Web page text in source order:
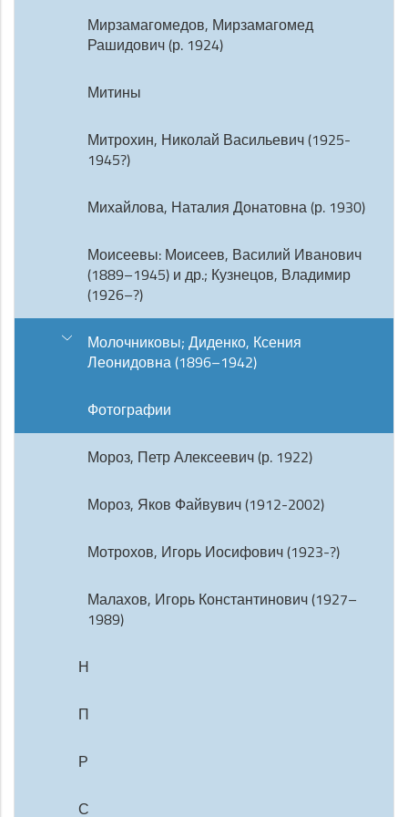
Мирзамагомедов, Мирзамагомед
Рашидович (р. 1924)
Митины
Митрохин, Николай Васильевич (1925-
1945?)
Михайлова, Наталия Донатовна (р. 1930)
Моисеевы: Моисеев, Василий Иванович
(1889–1945) и др.; Кузнецов, Владимир
(1926–?)
Молочниковы; Диденко, Ксения
Леонидовна (1896–1942)
Фотографии
Мороз, Петр Алексеевич (р. 1922)
Мороз, Яков Файвувич (1912-2002)
Мотрохов, Игорь Иосифович (1923-?)
Малахов, Игорь Константинович (1927–
1989)
Н
П
Р
С